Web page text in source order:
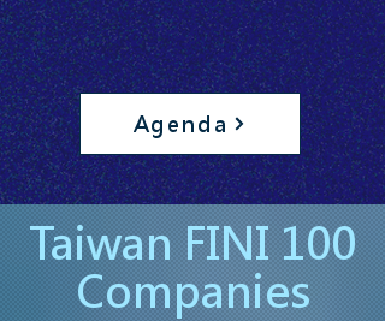
Agenda
Taiwan FINI 100
Companies